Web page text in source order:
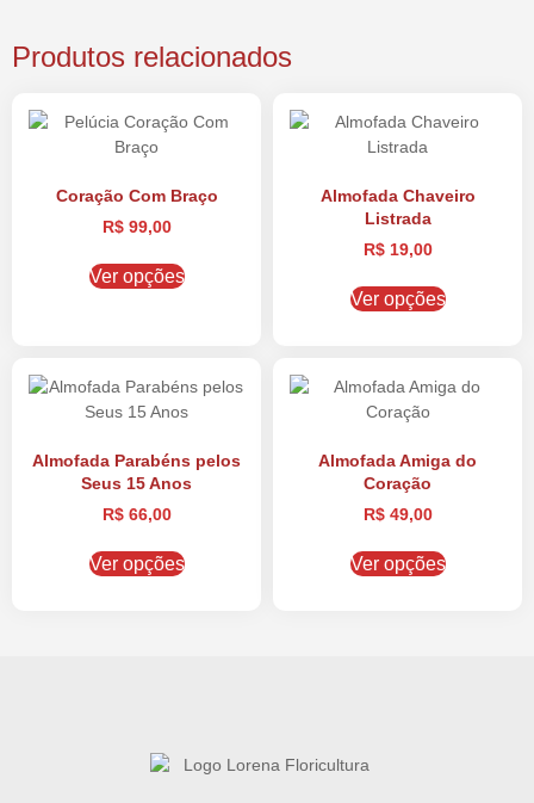
Produtos relacionados
Coração Com Braço
R$99,00
Ver opções
Almofada Chaveiro
Listrada
R$19,00
Ver opções
Almofada Parabéns pelos
Seus 15 Anos
R$66,00
Ver opções
Almofada Amiga do
Coração
R$49,00
Ver opções